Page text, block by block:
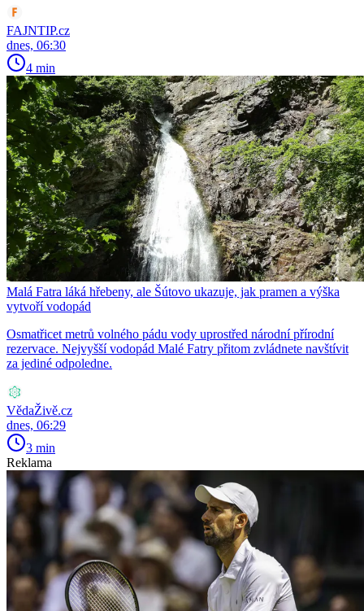
FAJNTIP.cz
dnes, 06:30
4 min
Malá Fatra láká hřebeny, ale Šútovo ukazuje, jak pramen a výška
vytvoří vodopád
Osmatřicet metrů volného pádu vody uprostřed národní přírodní
rezervace. Nejvyšší vodopád Malé Fatry přitom zvládnete navštívit
za jediné odpoledne.
VědaŽivě.cz
dnes, 06:29
3 min
Reklama